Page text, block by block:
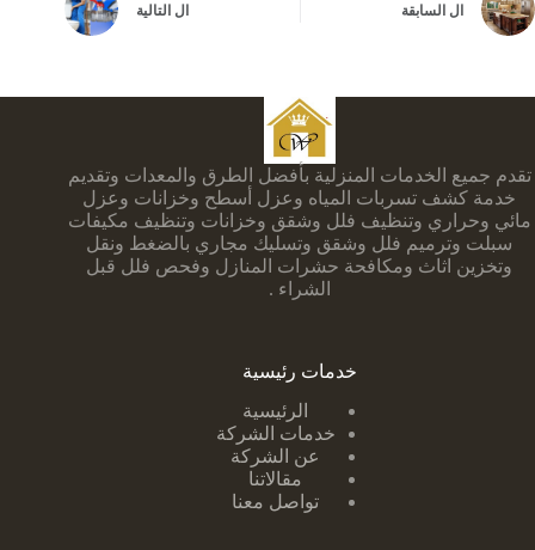
ال السابقة ال التالية
تقدم جميع الخدمات المنزلية بأفضل الطرق والمعدات وتقديم
خدمة كشف تسربات المياه وعزل أسطح وخزانات وعزل
مائي وحراري وتنظيف فلل وشقق وخزانات وتنظيف مكيفات
سبلت وترميم فلل وشقق وتسليك مجاري بالضغط ونقل
وتخزين اثاث ومكافحة حشرات المنازل وفحص فلل قبل
الشراء .
خدمات رئيسية
الرئيسية
خدمات الشركة
عن الشركة
مقالاتنا
تواصل معنا